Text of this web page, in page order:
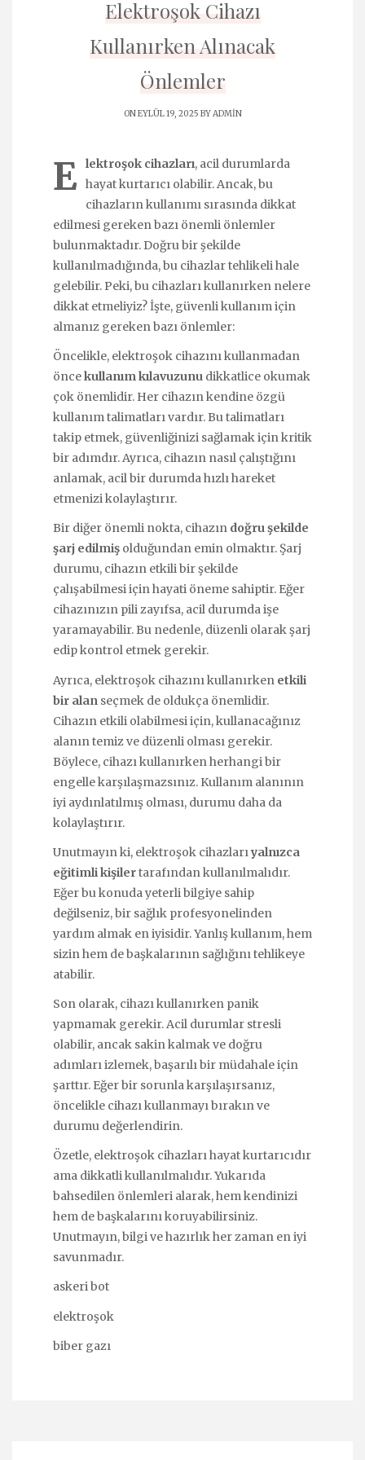
Elektroşok Cihazı
Kullanırken Alınacak
Önlemler
ON EYLÜL 19, 2025 BYADMIN
E lektroşok cihazları, acil durumlarda
hayat kurtarıcı olabilir. Ancak, bu
cihazların kullanımı sırasında dikkat
edilmesi gereken bazı önemli önlemler
bulunmaktadır. Doğru bir şekilde
kullanılmadığında, bu cihazlar tehlikeli hale
gelebilir. Peki, bu cihazları kullanırken nelere
dikkat etmeliyiz? İşte, güvenli kullanım için
almanız gereken bazı önlemler:
Öncelikle, elektroşok cihazını kullanmadan
öncekullanım kılavuzunu dikkatlice okumak
çok önemlidir. Her cihazın kendine özgü
kullanım talimatları vardır. Bu talimatları
takip etmek, güvenliğinizi sağlamak için kritik
bir adımdır. Ayrıca, cihazın nasıl çalıştığını
anlamak, acil bir durumda hızlı hareket
etmenizi kolaylaştırır.
Bir diğer önemli nokta, cihazın doğru şekilde
şarj edilmiş olduğundan emin olmaktır. Şarj
durumu, cihazın etkili bir şekilde
çalışabilmesi için hayati öneme sahiptir. Eğer
cihazınızın pili zayıfsa, acil durumda işe
yaramayabilir. Bu nedenle, düzenli olarak şarj
edip kontrol etmek gerekir.
Ayrıca, elektroşok cihazını kullanırken etkili
bir alan seçmek de oldukça önemlidir.
Cihazın etkili olabilmesi için, kullanacağınız
alanın temiz ve düzenli olması gerekir.
Böylece, cihazı kullanırken herhangi bir
engelle karşılaşmazsınız. Kullanım alanının
iyi aydınlatılmış olması, durumu daha da
kolaylaştırır.
Unutmayın ki, elektroşok cihazlarıyalnızca
eğitimli kişilertarafından kullanılmalıdır.
Eğer bu konuda yeterli bilgiye sahip
değilseniz, bir sağlık profesyonelinden
yardım almak en iyisidir. Yanlış kullanım, hem
sizin hem de başkalarının sağlığını tehlikeye
atabilir.
Son olarak, cihazı kullanırken panik
yapmamak gerekir. Acil durumlar stresli
olabilir, ancak sakin kalmak ve doğru
adımları izlemek, başarılı bir müdahale için
şarttır. Eğer bir sorunla karşılaşırsanız,
öncelikle cihazı kullanmayı bırakın ve
durumu değerlendirin.
Özetle, elektroşok cihazları hayat kurtarıcıdır
ama dikkatli kullanılmalıdır. Yukarıda
bahsedilen önlemleri alarak, hem kendinizi
hem de başkalarını koruyabilirsiniz.
Unutmayın, bilgi ve hazırlık her zaman en iyi
savunmadır.
askeri bot
elektroşok
biber gazı